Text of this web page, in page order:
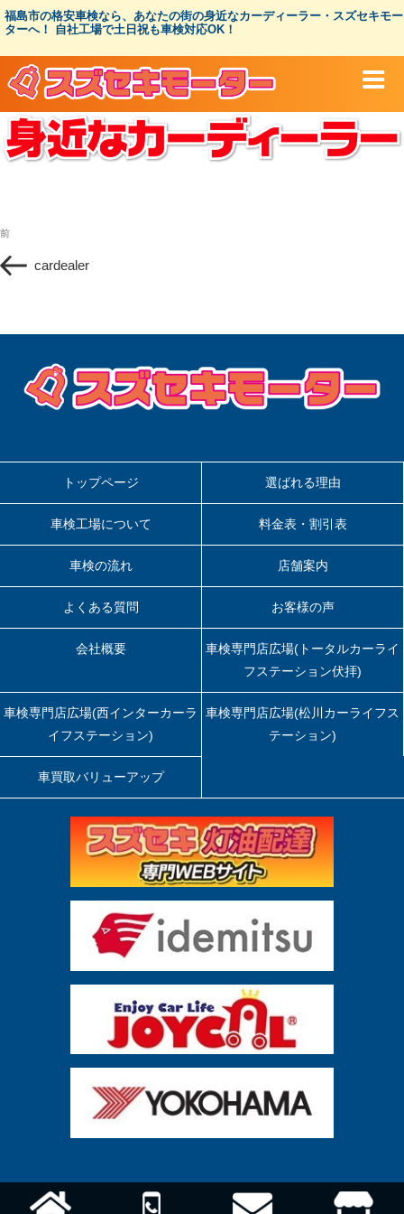
コ
ン
ツ
ス
キ
ッ
福島市の格安車検なら、あなたの街の身近なカーディーラー・スズセキモー
ターへ！ 自社工場で土日祝も車検対応OK！
稿
ナ
ビ
シ
過
の
前
cardealer
トップページ 選ばれる理由
車検工場について 料金表・割引表
車検の流れ 店舗案内
よくある質問 お客様の声
会社概要
車検専門店広場(トータルカーライ
フステーション伏拝)
車検専門店広場(西インターカーラ
イフステーション)
車検専門店広場(松川カーライフス
テーション)
車買取バリューアップ